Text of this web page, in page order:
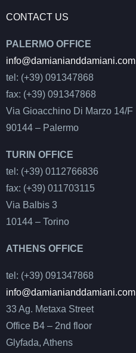
CONTACT US
PALERMO OFFICE
info@damianianddamiani.com
tel: (+39) 091347868
fax: (+39) 091347868
Via Gioacchino Di Marzo 14/F
90144 – Palermo
TURIN OFFICE
tel: (+39) 0112766836
fax: (+39) 011703115
Via Balbis 3
10144 – Torino
ATHENS OFFICE
tel: (+39) 091347868
info@damianianddamiani.com
33 Ag. Metaxa Street
Office B4 – 2nd floor
Glyfada, Athens